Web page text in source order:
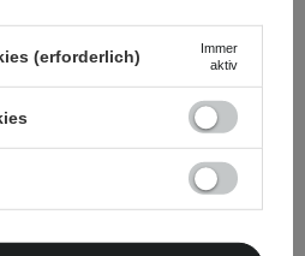
(erforderlich)
Immer
aktiv